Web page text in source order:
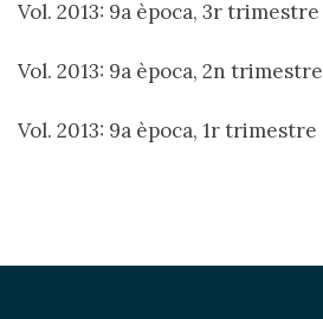
Vol. 2013: 9a època, 3r trimestre
Vol. 2013: 9a època, 2n trimestre
Vol. 2013: 9a època, 1r trimestre